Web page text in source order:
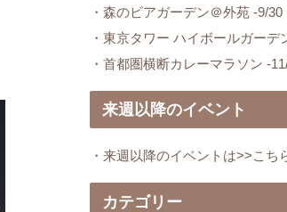
・森のビアガーデン＠外苑 -9/30
・東京タワー ハイボールガーデ
・首都圏横断カレーマラソン -
来週以降のイベント
・来週以降のイベントは>>こち
カテゴリー